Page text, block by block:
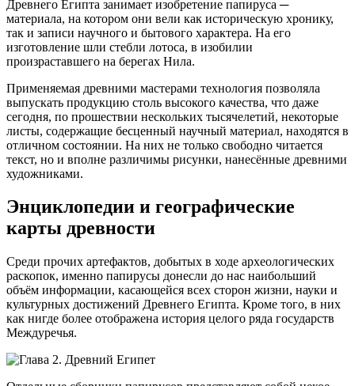
Древнего Египта занимает изобретение папируса ─
материала, на котором они вели как историческую хронику,
так и записи научного и бытового характера. На его
изготовление шли стебли лотоса, в изобилии
произраставшего на берегах Нила.
Применяемая древними мастерами технология позволяла
выпускать продукцию столь высокого качества, что даже
сегодня, по прошествии нескольких тысячелетий, некоторые
листы, содержащие бесценный научный материал, находятся в
отличном состоянии. На них не только свободно читается
текст, но и вполне различимы рисунки, нанесённые древними
художниками.
Энциклопедии и географические
карты древности
Среди прочих артефактов, добытых в ходе археологических
раскопок, именно папирусы донесли до нас наибольший
объём информации, касающейся всех сторон жизни, науки и
культурных достижений Древнего Египта. Кроме того, в них
как нигде более отображена история целого ряда государств
Междуречья.